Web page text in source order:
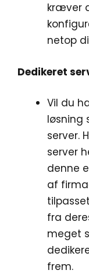
kræver
netop
Dedikeret
Vil du
løsning
server.
server
denne
af
fra
meget
frem.